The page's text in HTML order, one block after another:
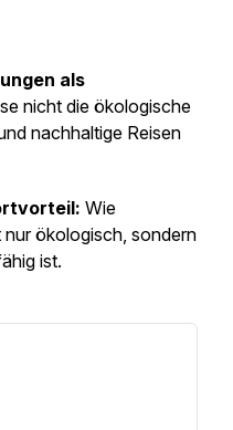
als
nicht die ökologische
nachhaltige Reisen
Wie
ökologisch, sondern
ist.